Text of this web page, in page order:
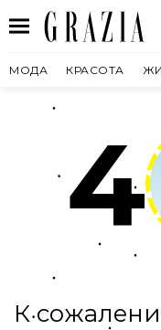
МОДА КРАСОТА
4
К